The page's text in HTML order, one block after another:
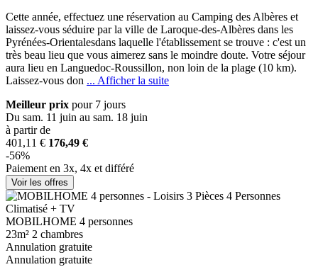
Cette année, effectuez une réservation au Camping des Albères et
laissez-vous séduire par la ville de Laroque-des-Albères dans les
Pyrénées-Orientalesdans laquelle l'établissement se trouve : c'est un
très beau lieu que vous aimerez sans le moindre doute. Votre séjour
aura lieu en Languedoc-Roussillon, non loin de la plage (10 km).
Laissez-vous don ... Afficher la suite
Meilleur prix pour 7 jours
Du sam. 11 juin au sam. 18 juin
à partir de
401,11 € 176,49 €
-56%
Paiement en 3x, 4x et différé
Voir les offres
MOBILHOME 4 personnes
23m² 2 chambres
Annulation gratuite
Annulation gratuite